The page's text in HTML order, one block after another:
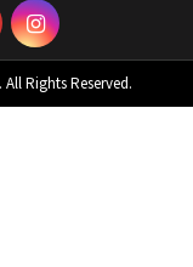
Rights Reserved.